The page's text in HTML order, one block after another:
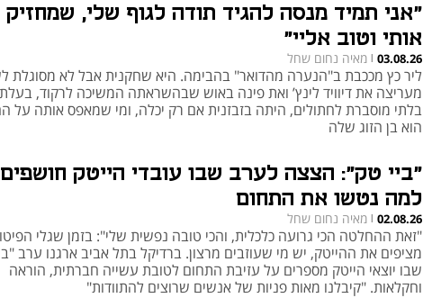
"אני תמיד מנסה להגיד תודה לגוף שלי, שמחזיק
אותי וטוב אליי"
03.08.26
| מאיה נחום שחל
ליר כץ מככבת ב"הנערה מהדואר" בהבימה. היא שחקנית אבל לא מסוגלת
מעריצה את דיוויד לינץ’ ואת פינה באוש שבהשראתה המשיכה לרקוד,
בלתי מוסברת לחתולים, היתה בזבזנית אם רק יכלה, ומי שמאפס אותה על
הוא בן הזוג שלה
"ביי טק": הצצה לערב שבו עובדי הייטק חושפים
למה נטשו את התחום
02.08.26
| מאיה נחום שחל
"זאת ההחלטה הכי גרועה כלכלית, והכי טובה נפשית שלי": בזמן שגלי
מציפים את ההייטק, יש מי שעוזבים מרצון. ברדיקל בתל אביב ארגנו ערב
שבו יוצאי הייטק מספרים על עזיבת התחום לטובת עשייה חברתית, הוראה
וחקלאות. "קיבלנו מאות פניות של אנשים שרוצים להתוודות"